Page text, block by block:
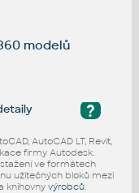
modelů
?
AutoCAD LT, Revit,
firmy Autodesk.
stažení ve formátech
užitečných bloků mezi
knihovny výrobců.